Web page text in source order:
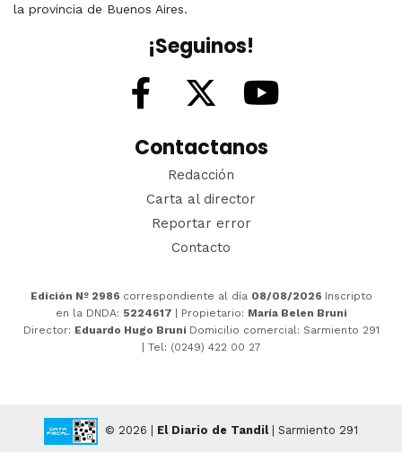
la provincia de Buenos Aires.
¡Seguinos!
Contactanos
Redacción
Carta al director
Reportar error
Contacto
Edición Nº 2986 correspondiente al día 08/08/2026 Inscripto
en la DNDA: 5224617 | Propietario: María Belen Bruni
Director: Eduardo Hugo Bruni Domicilio comercial: Sarmiento 291
| Tel: (0249) 422 00 27
© 2026 | El Diario de Tandil| Sarmiento 291